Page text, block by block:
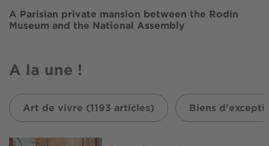
A Parisian private mansion between the Rodin
Museum and the National Assembly
A la une !
Art de vivre (1193 articles) Biens
Image